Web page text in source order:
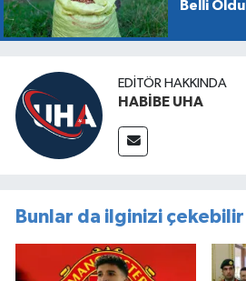
Belli Oldu
EDITÖR HAKKINDA
HABİBE UHA
Bunlar da ilginizi çekebilir